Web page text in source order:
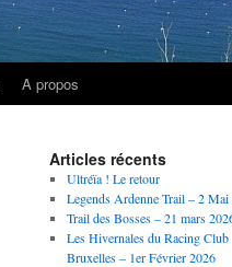
A propos
Articles récents
Ultréïa ! Le retour
Legends Ardenne Trail – 2 Mai
Trail des Bosses – 21 mars
Les Hivernales du Racing Club
Bruxelles – 1er Février 2026